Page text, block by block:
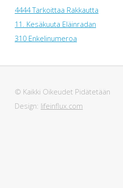
4444 Tarkoittaa Rakkautta
11. Kesäkuuta Eläinradan
310 Enkelinumeroa
© Kaikki Oikeudet Pidätetään
Design: lifeinflux.com